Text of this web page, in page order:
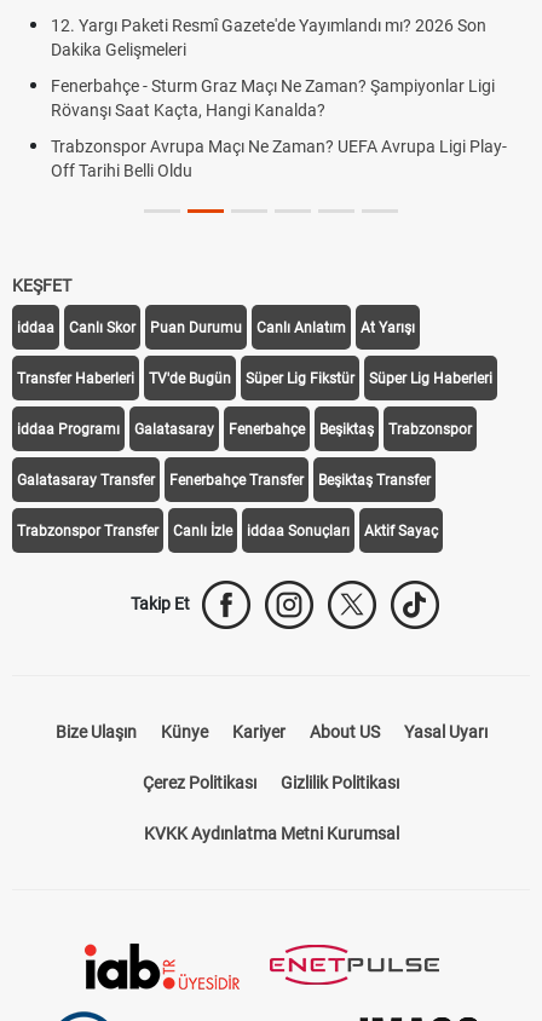
12. Yargı Paketi Resmî Gazete'de Yayımlandı mı? 2026 Son
Dakika Gelişmeleri
Fenerbahçe - Sturm Graz Maçı Ne Zaman? Şampiyonlar Ligi
Rövanşı Saat Kaçta, Hangi Kanalda?
Trabzonspor Avrupa Maçı Ne Zaman? UEFA Avrupa Ligi Play-
Off Tarihi Belli Oldu
KEŞFET
iddaa Canlı Skor Puan Durumu Canlı Anlatım At Yarışı
Transfer Haberleri TV'de Bugün Süper Lig Fikstür Süper Lig Haberleri
iddaa Programı Galatasaray Fenerbahçe Beşiktaş Trabzonspor
Galatasaray Transfer Fenerbahçe Transfer Beşiktaş Transfer
Trabzonspor Transfer Canlı İzle iddaa Sonuçları Aktif Sayaç
Takip Et
Bize Ulaşın Künye Kariyer About US Yasal Uyarı
Çerez Politikası Gizlilik Politikası
KVKK Aydınlatma Metni Kurumsal